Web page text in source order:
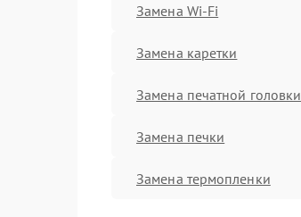
Замена Wi-Fi
Замена каретки
Замена печатной головки
Замена печки
Замена термопленки